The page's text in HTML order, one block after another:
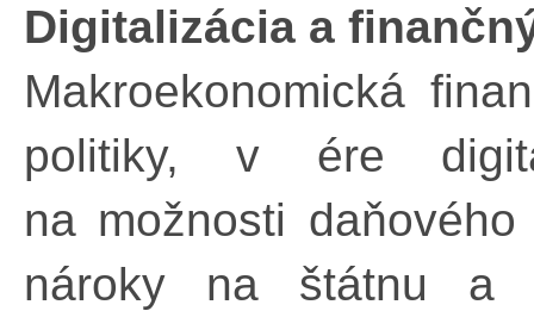
Digitalizácia a
Makroekonomická
politiky, v ére
na možnosti
nároky na štátnu a